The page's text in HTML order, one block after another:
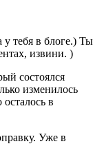
у тебя в блоге.) Ты
извини. )
состоялся
изменилось
осталось в
Уже в